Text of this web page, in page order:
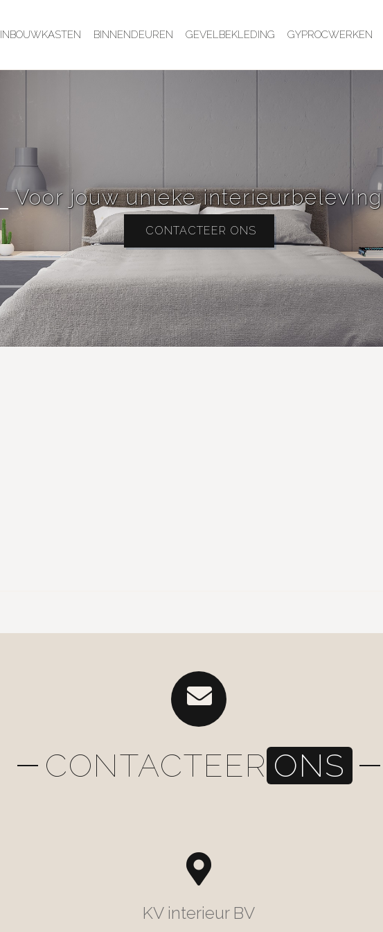
INBOUWKASTEN BINNENDEUREN GEVELBEKLEDING GYPROCWERKEN
Voor jouw unieke interieurbeleving
CONTACTEER ONS
CONTACTEER ONS
KV interieur BV